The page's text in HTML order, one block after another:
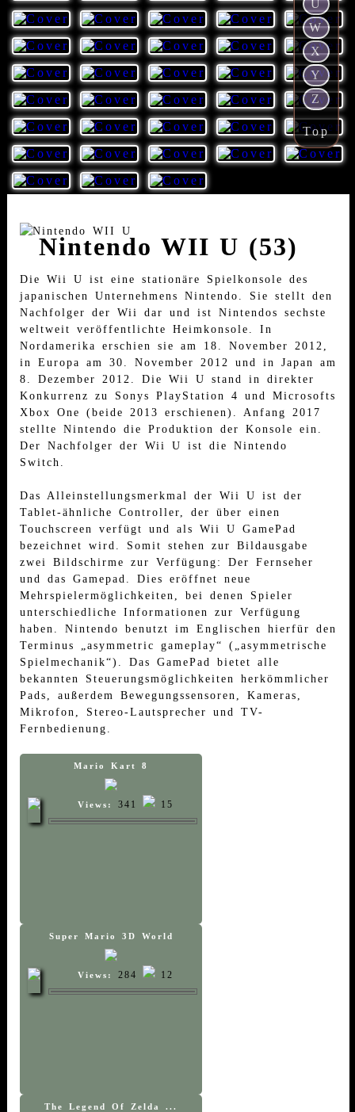
Nintendo WII U (53)
Die Wii U ist eine stationäre Spielkonsole des
japanischen Unternehmens Nintendo. Sie stellt den
Nachfolger der Wii dar und ist Nintendos sechste
weltweit veröffentlichte Heimkonsole. In
Nordamerika erschien sie am 18. November 2012,
in Europa am 30. November 2012 und in Japan am
8. Dezember 2012. Die Wii U stand in direkter
Konkurrenz zu Sonys PlayStation 4 und Microsofts
Xbox One (beide 2013 erschienen). Anfang 2017
stellte Nintendo die Produktion der Konsole ein.
Der Nachfolger der Wii U ist die Nintendo
Switch.
Das Alleinstellungsmerkmal der Wii U ist der
Tablet-ähnliche Controller, der über einen
Touchscreen verfügt und als Wii U GamePad
bezeichnet wird. Somit stehen zur Bildausgabe
zwei Bildschirme zur Verfügung: Der Fernseher
und das Gamepad. Dies eröffnet neue
Mehrspielermöglichkeiten, bei denen Spieler
unterschiedliche Informationen zur Verfügung
haben. Nintendo benutzt im Englischen hierfür den
Terminus „asymmetric gameplay“ („asymmetrische
Spielmechanik“). Das GamePad bietet alle
bekannten Steuerungsmöglichkeiten herkömmlicher
Pads, außerdem Bewegungssensoren, Kameras,
Mikrofon, Stereo-Lautsprecher und TV-
Fernbedienung.
Mario Kart 8
Views: 341 15
Super Mario 3D World
Views: 284 12
The Legend Of Zelda ...
U
W
X
Y
Z
Top